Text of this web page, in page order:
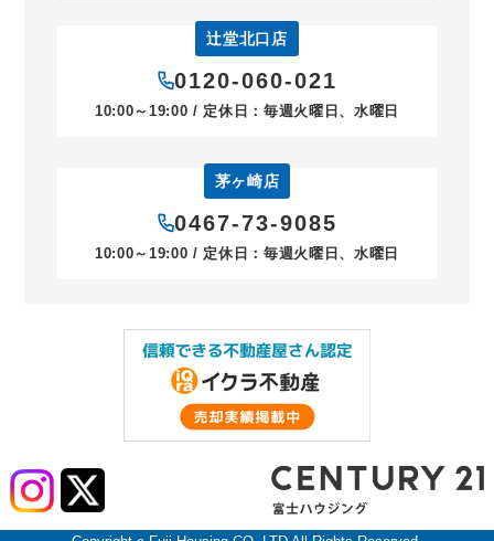
辻堂北口店
0120-060-021
10:00～19:00 / 定休日：毎週火曜日、水曜日
茅ヶ崎店
0467-73-9085
10:00～19:00 / 定休日：毎週火曜日、水曜日